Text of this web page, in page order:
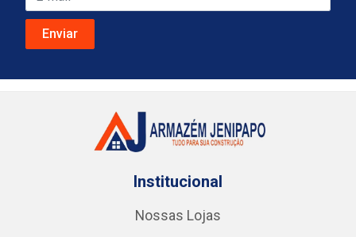
Institucional
Nossas Lojas